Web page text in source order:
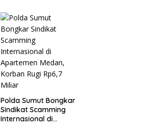
Polda Sumut Bongkar
Sindikat Scamming
Internasional di